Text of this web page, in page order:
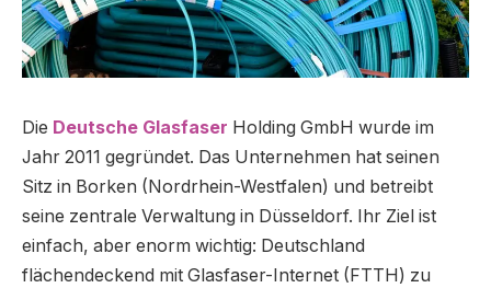
Die Deutsche Glasfaser Holding GmbH wurde im
Jahr 2011 gegründet. Das Unternehmen hat seinen
Sitz in Borken (Nordrhein-Westfalen) und betreibt
seine zentrale Verwaltung in Düsseldorf. Ihr Ziel ist
einfach, aber enorm wichtig: Deutschland
flächendeckend mit Glasfaser-Internet (FTTH) zu